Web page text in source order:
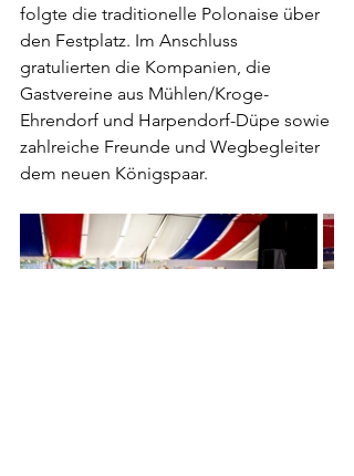
folgte die traditionelle Polonaise über
den Festplatz. Im Anschluss
gratulierten die Kompanien, die
Gastvereine aus Mühlen/Kroge-
Ehrendorf und Harpendorf-Düpe sowie
zahlreiche Freunde und Wegbegleiter
dem neuen Königspaar.